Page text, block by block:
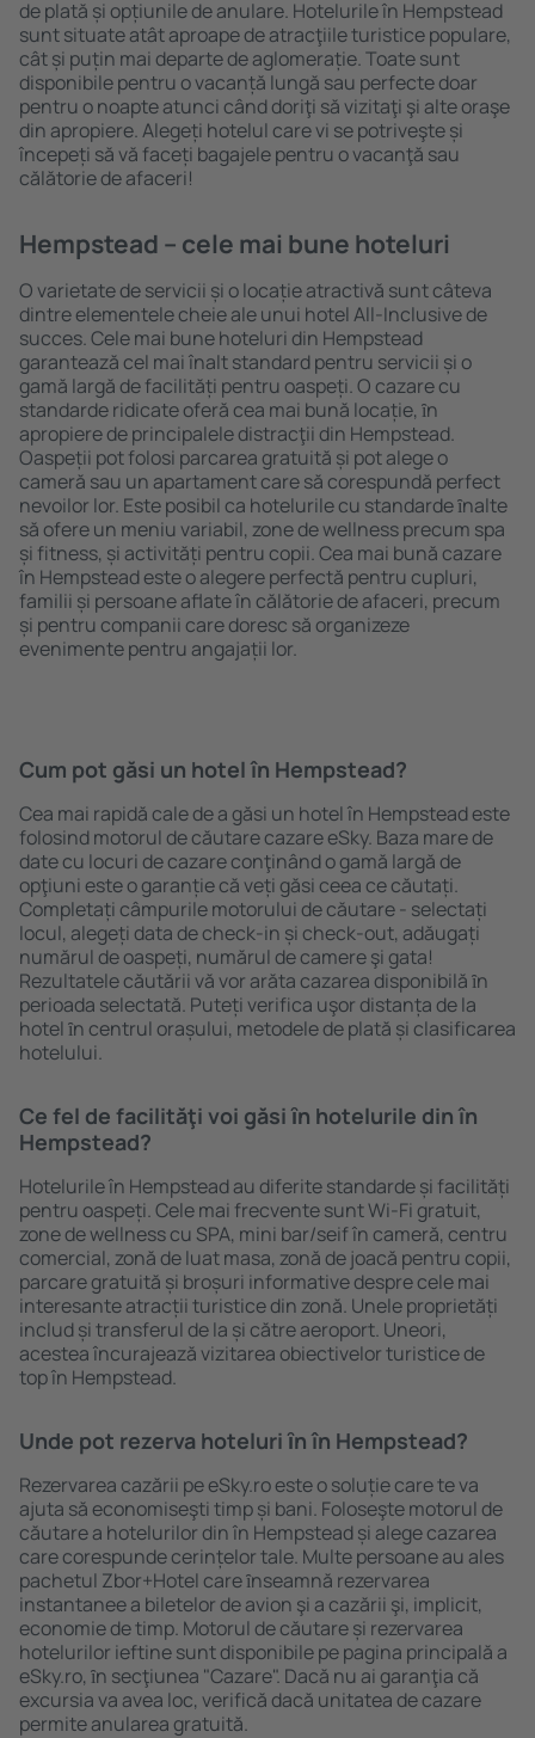
de plată și opțiunile de anulare. Hotelurile în Hempstead
sunt situate atât aproape de atracţiile turistice populare,
cât și puțin mai departe de aglomerație. Toate sunt
disponibile pentru o vacanță lungă sau perfecte doar
pentru o noapte atunci când doriţi să vizitaţi şi alte oraşe
din apropiere. Alegeți hotelul care vi se potriveşte și
începeți să vă faceți bagajele pentru o vacanţă sau
călătorie de afaceri!
Hempstead – cele mai bune hoteluri
O varietate de servicii și o locație atractivă sunt câteva
dintre elementele cheie ale unui hotel All-Inclusive de
succes. Cele mai bune hoteluri din Hempstead
garantează cel mai înalt standard pentru servicii și o
gamă largă de facilități pentru oaspeți. O cazare cu
standarde ridicate oferă cea mai bună locație, ȋn
apropiere de principalele distracţii din Hempstead.
Oaspeții pot folosi parcarea gratuită și pot alege o
cameră sau un apartament care să corespundă perfect
nevoilor lor. Este posibil ca hotelurile cu standarde ȋnalte
să ofere un meniu variabil, zone de wellness precum spa
și fitness, și activități pentru copii. Cea mai bună cazare
în Hempstead este o alegere perfectă pentru cupluri,
familii și persoane aflate în călătorie de afaceri, precum
și pentru companii care doresc să organizeze
evenimente pentru angajații lor.
Cum pot găsi un hotel în Hempstead?
Cea mai rapidă cale de a găsi un hotel în Hempstead este
folosind motorul de căutare cazare eSky. Baza mare de
date cu locuri de cazare conţinând o gamă largă de
opţiuni este o garanție că veți găsi ceea ce căutați.
Completați câmpurile motorului de căutare - selectați
locul, alegeți data de check-in și check-out, adăugați
numărul de oaspeți, numărul de camere şi gata!
Rezultatele căutării vă vor arăta cazarea disponibilă ȋn
perioada selectată. Puteți verifica uşor distanța de la
hotel ȋn centrul orașului, metodele de plată și clasificarea
hotelului.
Ce fel de facilităţi voi găsi ȋn hotelurile din în
Hempstead?
Hotelurile în Hempstead au diferite standarde și facilități
pentru oaspeți. Cele mai frecvente sunt Wi-Fi gratuit,
zone de wellness cu SPA, mini bar/seif în cameră, centru
comercial, zonă de luat masa, zonă de joacă pentru copii,
parcare gratuită și broșuri informative despre cele mai
interesante atracții turistice din zonă. Unele proprietăți
includ și transferul de la și către aeroport. Uneori,
acestea încurajează vizitarea obiectivelor turistice de
top în Hempstead.
Unde pot rezerva hoteluri ȋn în Hempstead?
Rezervarea cazării pe eSky.ro este o soluție care te va
ajuta să economiseşti timp și bani. Foloseşte motorul de
căutare a hotelurilor din în Hempstead și alege cazarea
care corespunde cerințelor tale. Multe persoane au ales
pachetul Zbor+Hotel care ȋnseamnă rezervarea
instantanee a biletelor de avion şi a cazării şi, implicit,
economie de timp. Motorul de căutare și rezervarea
hotelurilor ieftine sunt disponibile pe pagina principală a
eSky.ro, ȋn secţiunea "Cazare". Dacă nu ai garanţia că
excursia va avea loc, verifică dacă unitatea de cazare
permite anularea gratuită.